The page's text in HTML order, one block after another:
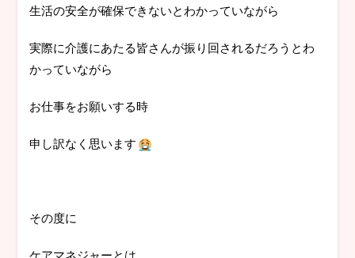
生活の安全が確保できないとわかっていながら
実際に介護にあたる皆さんが振り回されるだろうとわ
かっていながら
お仕事をお願いする時
申し訳なく思います
その度に
ケアマネジャーとは